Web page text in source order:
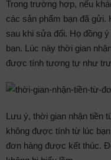
Trong trường hợp, nếu
các sản phẩm bạn đã gửi.
sau khi sửa đổi. Họ đồng
bạn. Lúc này thời gian
được tính tương tự như
Lưu ý, thời gian nhận tiền
không được tính từ lúc
đơn hàng được kết thúc.